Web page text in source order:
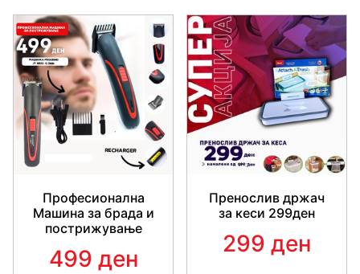
Професионална
Машина за брада и
пострижување
499 ден
Пренослив држач
за кеси 299ден
299 ден